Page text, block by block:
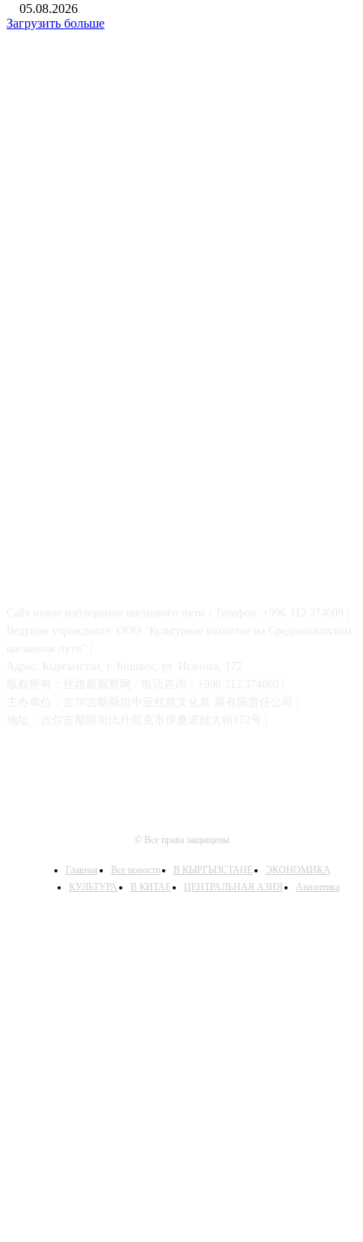
05.08.2026
Загрузить больше
© Все права защищены
Главная Все новости В КЫРГЫЗСТАНЕ
ЭКОНОМИКА
КУЛЬТУРА
В КИТАЕ ЦЕНТРАЛЬНАЯ АЗИЯ Аналитика